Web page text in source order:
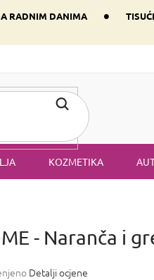
RADNIM DANIMA •
KOZMETIKA
- Naranča i
Detalji ocjene